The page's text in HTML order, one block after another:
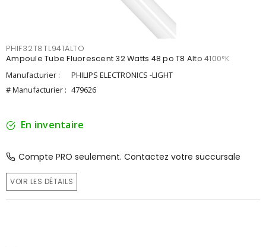
PHIF32T8TL941ALTO
Ampoule Tube Fluorescent 32 Watts 48 po T8 Alto 4100°K
Manufacturier :
PHILIPS ELECTRONICS -LIGHT
# Manufacturier : 479626
En inventaire
Compte PRO seulement. Contactez votre succursale
VOIR LES DÉTAILS